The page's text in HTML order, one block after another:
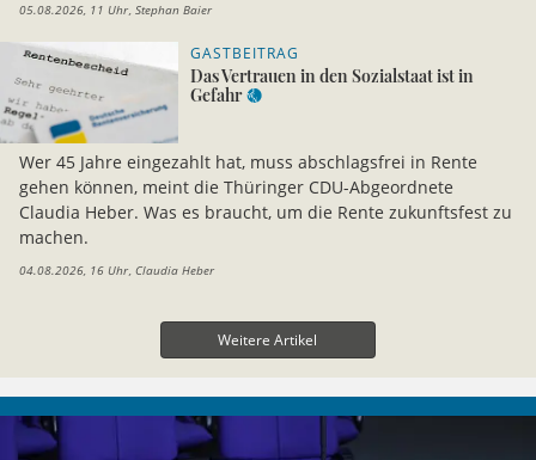
05.08.2026, 11 Uhr Stephan Baier
GASTBEITRAG
Das Vertrauen in den Sozialstaat ist in
Gefahr
Wer 45 Jahre eingezahlt hat, muss abschlagsfrei in Rente
gehen können, meint die Thüringer CDU-Abgeordnete
Claudia Heber. Was es braucht, um die Rente zukunftsfest zu
machen.
04.08.2026, 16 Uhr Claudia Heber
Weitere Artikel